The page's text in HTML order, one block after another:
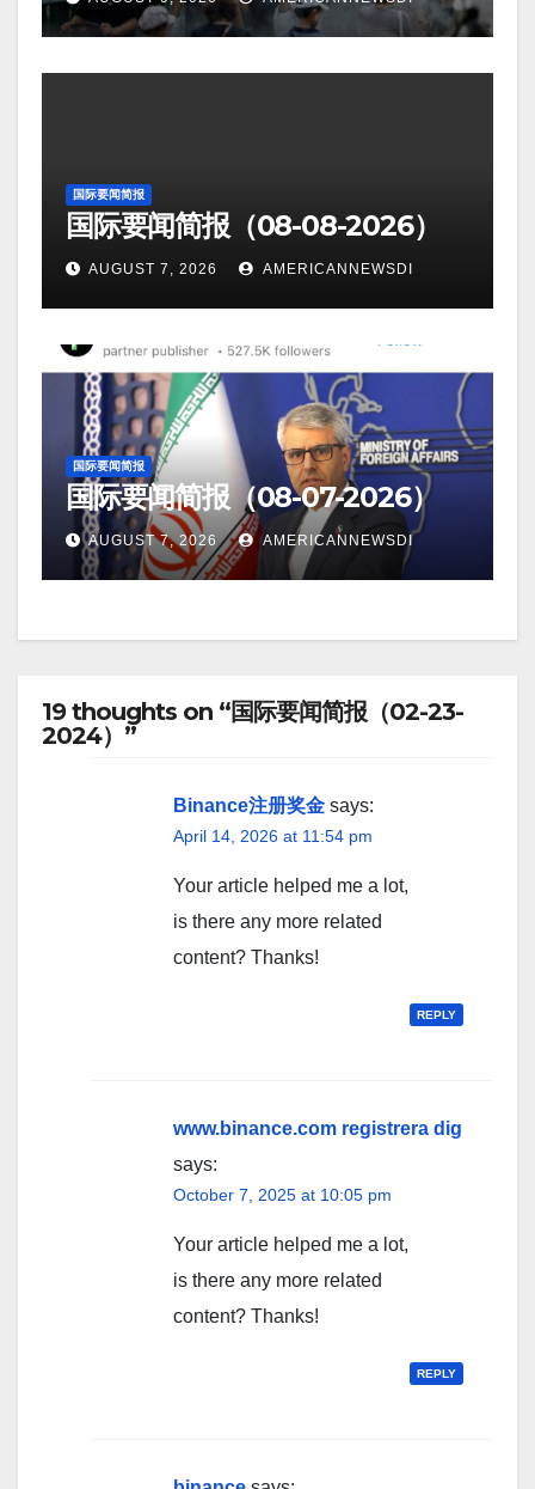
国际要闻简报
国际要闻简报（08-08-2026）
AUGUST 7, 2026 AMERICANNEWSDI
国际要闻简报
国际要闻简报（08-07-2026）
AUGUST 7, 2026 AMERICANNEWSDI
19 thoughts on “国际要闻简报（02-23-
2024）”
Binance注册奖金 says:
April 14, 2026 at 11:54 pm
Your article helped me a lot,
is there any more related
content? Thanks!
REPLY
www.binance.com registrera dig
says:
October 7, 2025 at 10:05 pm
Your article helped me a lot,
is there any more related
content? Thanks!
REPLY